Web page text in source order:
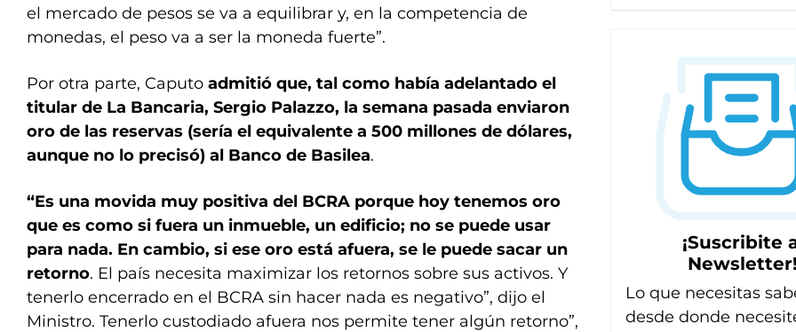
el mercado de pesos se va a equilibrar y, en la competencia de
monedas, el peso va a ser la moneda fuerte”.
Por otra parte, Caputo admitió que, tal como había adelantado el
titular de La Bancaria, Sergio Palazzo, la semana pasada enviaron
oro de las reservas (sería el equivalente a 500 millones de dólares,
aunque no lo precisó) al Banco de Basilea.
“Es una movida muy positiva del BCRA porque hoy tenemos oro
que es como si fuera un inmueble, un edificio; no se puede usar
para nada. En cambio, si ese oro está afuera, se le puede sacar un
retorno. El país necesita maximizar los retornos sobre sus activos. Y
tenerlo encerrado en el BCRA sin hacer nada es negativo”, dijo el
Ministro. Tenerlo custodiado afuera nos permite tener algún retorno”,
¡Suscribite
Newsletter!
Lo que necesitas
desde donde